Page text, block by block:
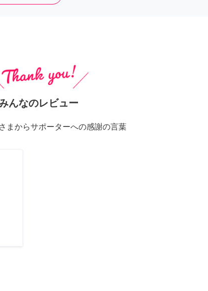
んなのレビュー
まからサポーターへの感謝の言葉